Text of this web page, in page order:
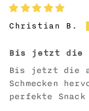
Christian B.
Bis jetzt die
Bis jetzt die
Schmecken
perfekte